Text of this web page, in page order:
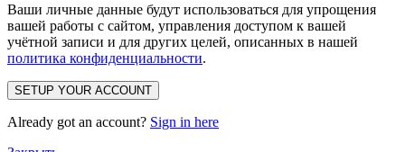
Ваши личные данные будут использоваться для упрощения
вашей работы с сайтом, управления доступом к вашей
учётной записи и для других целей, описанных в нашей
политика конфиденциальности.
SETUP YOUR ACCOUNT
Already got an account? Sign in here